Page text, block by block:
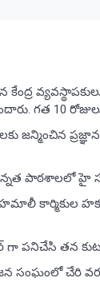
గత 10
జన్మించిన
పాఠశాలలో హై
కార్మికుల
పనిచేసి తన
సంఘంలో చేరి